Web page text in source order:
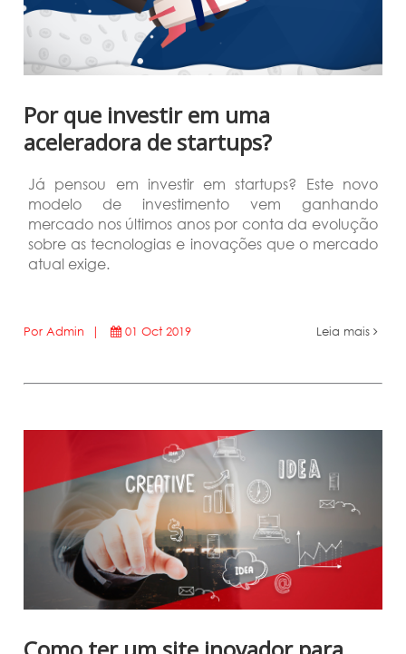
Por que investir em uma
aceleradora de startups?
Já pensou em investir em startups? Este novo
modelo de investimento vem ganhando
mercado nos últimos anos por conta da evolução
sobre as tecnologias e inovações que o mercado
atual exige.
Por Admin | 01 Oct 2019 Leia mais